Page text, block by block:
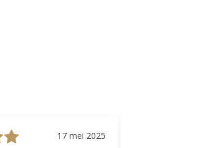
17 mei 2025